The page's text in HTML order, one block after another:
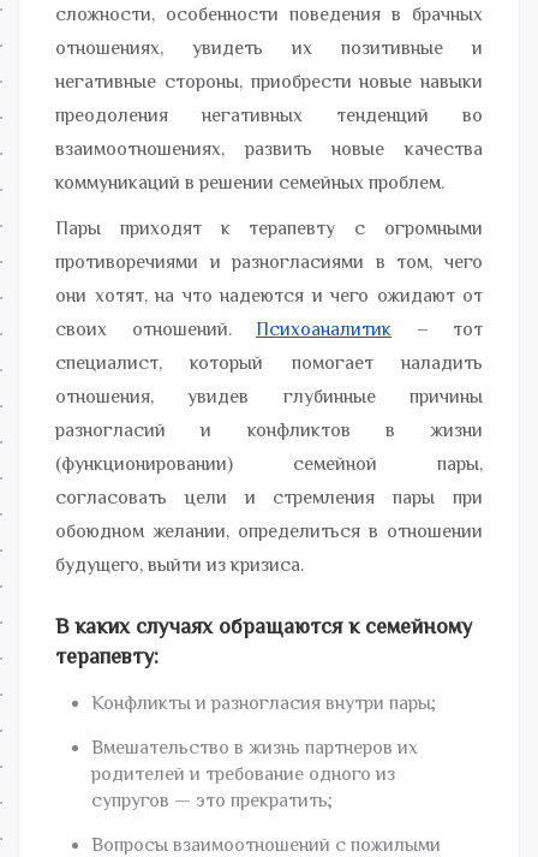
сложности, особенности поведения в брачных
отношениях, увидеть их позитивные и
негативные стороны, приобрести новые навыки
преодоления негативных тенденций во
взаимоотношениях, развить новые качества
коммуникаций в решении семейных проблем.
Пары приходят к терапевту с огромными
противоречиями и разногласиями в том, чего
они хотят, на что надеются и чего ожидают от
своих отношений. Психоаналитик – тот
специалист, который помогает наладить
отношения, увидев глубинные причины
разногласий и конфликтов в жизни
(функционировании) семейной пары,
согласовать цели и стремления пары при
обоюдном желании, определиться в отношении
будущего, выйти из кризиса.
В каких случаях обращаются к семейному
терапевту:
Конфликты и разногласия внутри пары;
Вмешательство в жизнь партнеров их
родителей и требование одного из
супругов — это прекратить;
Вопросы взаимоотношений с пожилыми